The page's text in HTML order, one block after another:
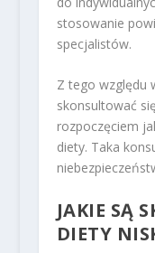
stosowanie
specjalistów.
Z tego względu
skonsultować
rozpoczęciem
diety. Taka
JAKIE SĄ
DIETY